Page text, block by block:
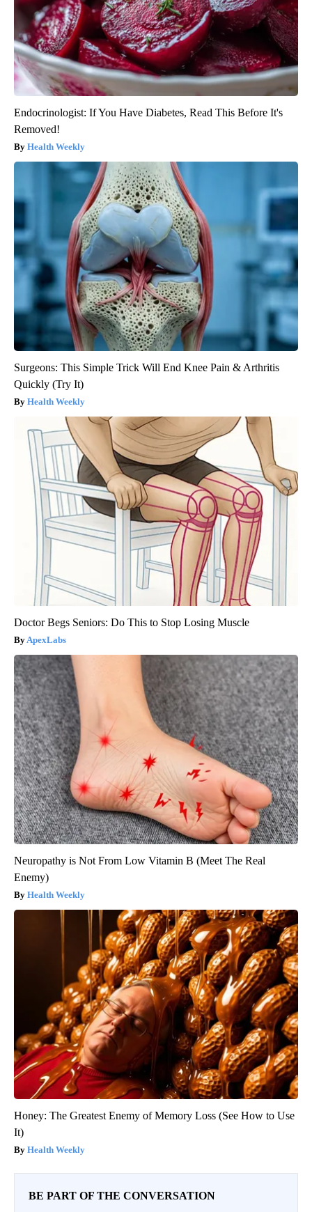
Endocrinologist: If You Have Diabetes, Read This Before It's
Removed!
Health Weekly
Surgeons: This Simple Trick Will End Knee Pain & Arthritis
Quickly (Try It)
Health Weekly
Doctor Begs Seniors: Do This to Stop Losing Muscle
ApexLabs
Neuropathy is Not From Low Vitamin B (Meet The Real
Enemy)
Health Weekly
Honey: The Greatest Enemy of Memory Loss (See How to Use
It)
Health Weekly
BE PART OF THE CONVERSATION